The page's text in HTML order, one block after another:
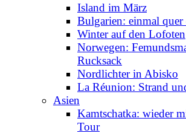
Island im März
Bulgarien: einmal
Winter auf den Lofoten
Norwegen:
Rucksack
Nordlichter in Abisko
La Réunion: Strand
Asien
Kamtschatka: wieder
Tour